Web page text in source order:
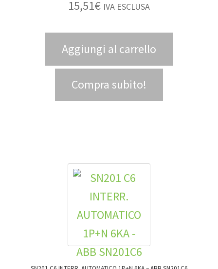
15,51€ IVA ESCLUSA
Aggiungi al carrello
Compra subito!